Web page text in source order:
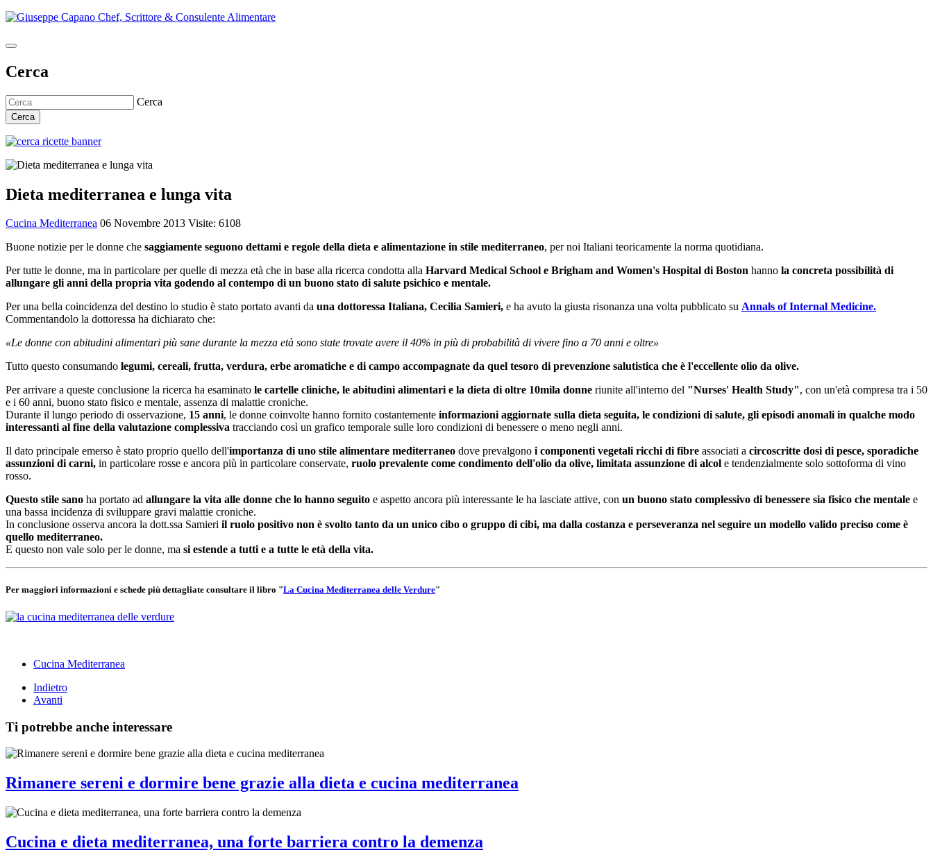
Cerca
Cerca
Cerca
Dieta mediterranea e lunga vita
Cucina Mediterranea 06 Novembre 2013 Visite: 6108
Buone notizie per le donne che saggiamente seguono dettami e regole della dieta e alimentazione in stile mediterraneo, per noi Italiani teoricamente la norma quotidiana.
Per tutte le donne, ma in particolare per quelle di mezza età che in base alla ricerca condotta alla Harvard Medical School e Brigham and Women's Hospital di Boston hanno la concreta possibilità di
allungare gli anni della propria vita godendo al contempo di un buono stato di salute psichico e mentale.
Per una bella coincidenza del destino lo studio è stato portato avanti da una dottoressa Italiana, Cecilia Samieri, e ha avuto la giusta risonanza una volta pubblicato su Annals of Internal Medicine.
Commentandolo la dottoressa ha dichiarato che:
«Le donne con abitudini alimentari più sane durante la mezza età sono state trovate avere il 40% in più di probabilità di vivere fino a 70 anni e oltre»
Tutto questo consumando legumi, cereali, frutta, verdura, erbe aromatiche e di campo accompagnate da quel tesoro di prevenzione salutistica che è l'eccellente olio da olive.
Per arrivare a queste conclusione la ricerca ha esaminato le cartelle cliniche, le abitudini alimentari e la dieta di oltre 10mila donne riunite all'interno del "Nurses' Health Study", con un'età compresa tra i 50
e i 60 anni, buono stato fisico e mentale, assenza di malattie croniche.
Durante il lungo periodo di osservazione, 15 anni, le donne coinvolte hanno fornito costantemente informazioni aggiornate sulla dieta seguita, le condizioni di salute, gli episodi anomali in qualche modo
interessanti al fine della valutazione complessiva tracciando così un grafico temporale sulle loro condizioni di benessere o meno negli anni.
Il dato principale emerso è stato proprio quello dell'importanza di uno stile alimentare mediterraneo dove prevalgono i componenti vegetali ricchi di fibre associati a circoscritte dosi di pesce, sporadiche
assunzioni di carni, in particolare rosse e ancora più in particolare conservate, ruolo prevalente come condimento dell'olio da olive, limitata assunzione di alcol e tendenzialmente solo sottoforma di vino
rosso.
Questo stile sano ha portato ad allungare la vita alle donne che lo hanno seguito e aspetto ancora più interessante le ha lasciate attive, con un buono stato complessivo di benessere sia fisico che mentale e
una bassa incidenza di sviluppare gravi malattie croniche.
In conclusione osserva ancora la dott.ssa Samieri il ruolo positivo non è svolto tanto da un unico cibo o gruppo di cibi, ma dalla costanza e perseveranza nel seguire un modello valido preciso come è
quello mediterraneo.
E questo non vale solo per le donne, ma si estende a tutti e a tutte le età della vita.
Per maggiori informazioni e schede più dettagliate consultare il libro "La Cucina Mediterranea delle Verdure"
Cucina Mediterranea
Indietro
Avanti
Ti potrebbe anche interessare
Rimanere sereni e dormire bene grazie alla dieta e cucina mediterranea
Cucina e dieta mediterranea, una forte barriera contro la demenza